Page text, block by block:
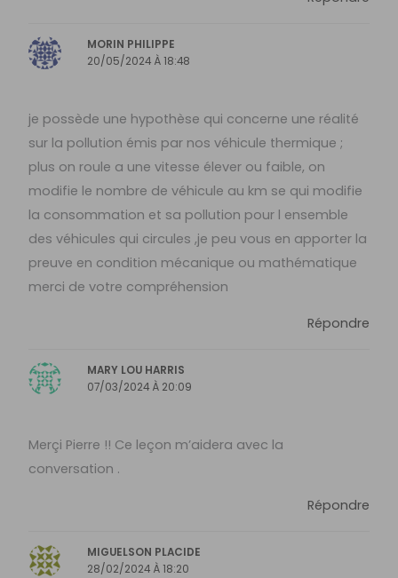
MORIN PHILIPPE
20/05/2024 À 18:48
je possède une hypothèse qui concerne une réalité
sur la pollution émis par nos véhicule thermique ;
plus on roule a une vitesse élever ou faible, on
modifie le nombre de véhicule au km se qui modifie
la consommation et sa pollution pour l ensemble
des véhicules qui circules ,je peu vous en apporter la
preuve en condition mécanique ou mathématique
merci de votre compréhension
Répondre
MARY LOU HARRIS
07/03/2024 À 20:09
Merçi Pierre !! Ce leçon m’aidera avec la
conversation .
Répondre
MIGUELSON PLACIDE
28/02/2024 À 18:20